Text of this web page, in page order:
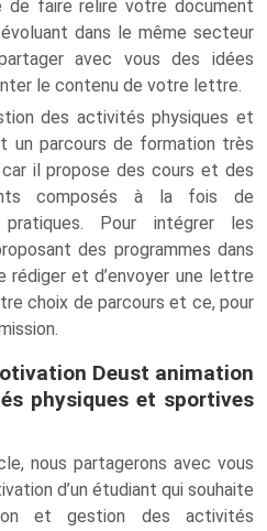
de faire relire votre document
dans le même secteur
avec vous des idées
le contenu de votre lettre.
des activités physiques et
un parcours de formation très
il propose des cours et des
composés à la fois de
Pour intégrer les
des programmes dans
et d’envoyer une lettre
choix de parcours et ce, pour
Deust animation
physiques et sportives
nous partagerons avec vous
d’un étudiant qui souhaite
et gestion des activités